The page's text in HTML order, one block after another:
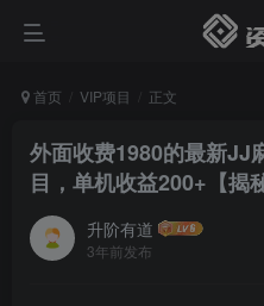
首页 VIP项目 正文
外面收费1980的最新JJ
目，单机收益200+【揭
升阶有道
3年前发布